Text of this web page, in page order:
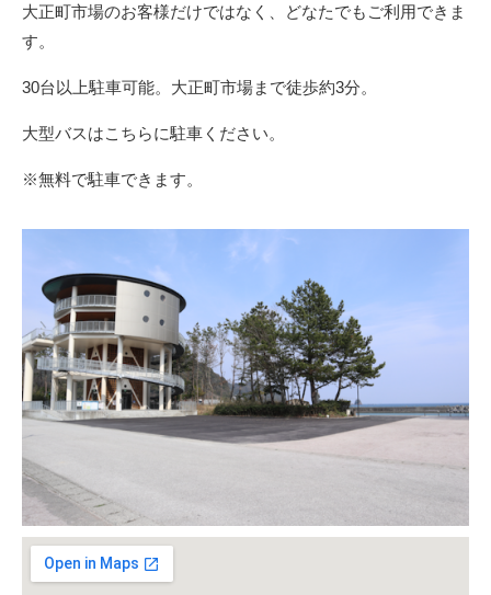
大正町市場のお客様だけではなく、どなたでもご利用できま
す。
30台以上駐車可能。大正町市場まで徒歩約3分。
大型バスはこちらに駐車ください。
※無料で駐車できます。